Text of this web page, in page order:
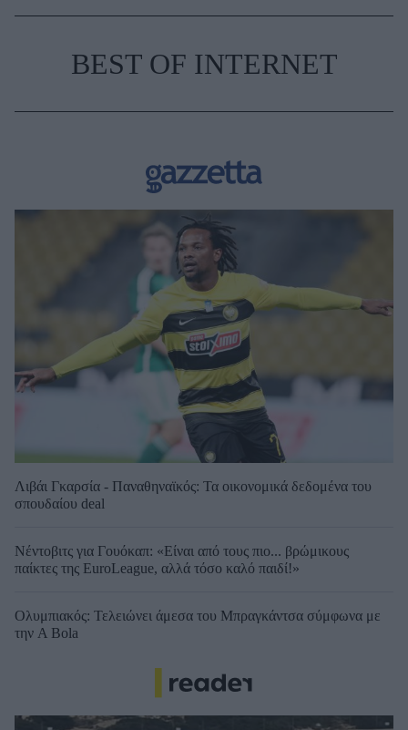
BEST OF INTERNET
Λιβάι Γκαρσία - Παναθηναϊκός: Τα οικονομικά δεδομένα του
σπουδαίου deal
Νέντοβιτς για Γουόκαπ: «Είναι από τους πιο... βρώμικους
παίκτες της EuroLeague, αλλά τόσο καλό παιδί!»
Ολυμπιακός: Τελειώνει άμεσα του Μπραγκάντσα σύμφωνα με
την A Bola